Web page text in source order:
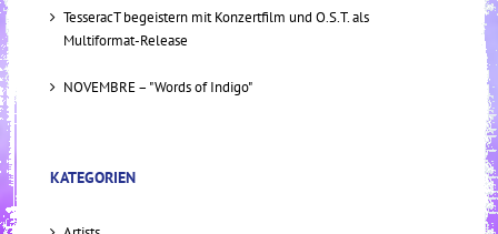
TesseracT begeistern mit Konzertfilm und O.S.T. als
Multiformat-Release
NOVEMBRE – "Words of Indigo"
KATEGORIEN